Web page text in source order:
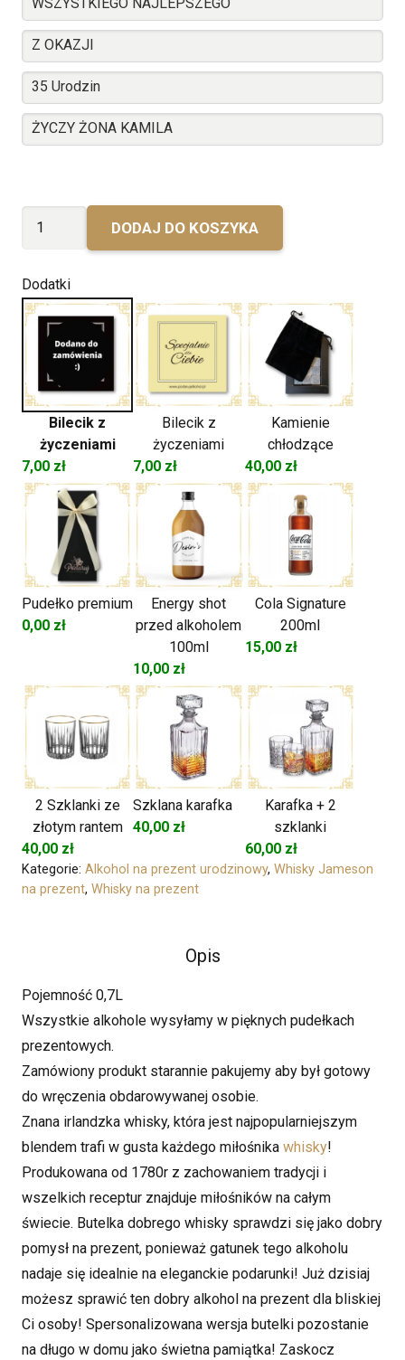
DODAJ DO KOSZYKA
Dodatki
Bilecik z
życzeniami
7,00 zł
Bilecik z
życzeniami
7,00 zł
Kamienie
chłodzące
40,00 zł
Pudełko premium
0,00 zł
Energy shot
przed alkoholem
100ml
10,00 zł
Cola Signature
200ml
15,00 zł
2 Szklanki ze
złotym rantem
40,00 zł
Szklana karafka
40,00 zł
Karafka + 2
szklanki
60,00 zł
Kategorie: Alkohol na prezent urodzinowy, Whisky Jameson
na prezent, Whisky na prezent
Opis
Pojemność 0,7L
Wszystkie alkohole wysyłamy w pięknych pudełkach
prezentowych.
Zamówiony produkt starannie pakujemy aby był gotowy
do wręczenia obdarowywanej osobie.
Znana irlandzka whisky, która jest najpopularniejszym
blendem trafi w gusta każdego miłośnika whisky!
Produkowana od 1780r z zachowaniem tradycji i
wszelkich receptur znajduje miłośników na całym
świecie. Butelka dobrego whisky sprawdzi się jako dobry
pomysł na prezent, ponieważ gatunek tego alkoholu
nadaje się idealnie na eleganckie podarunki! Już dzisiaj
możesz sprawić ten dobry alkohol na prezent dla bliskiej
Ci osoby! Spersonalizowana wersja butelki pozostanie
na długo w domu jako świetna pamiątka! Zaskocz